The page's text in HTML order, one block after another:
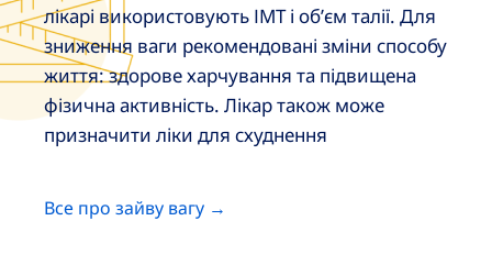
лікарі використовують ІМТ і об’єм талії. Для
зниження ваги рекомендовані зміни способу
життя: здорове харчування та підвищена
фізична активність. Лікар також може
призначити ліки для схуднення
Все про зайву вагу →